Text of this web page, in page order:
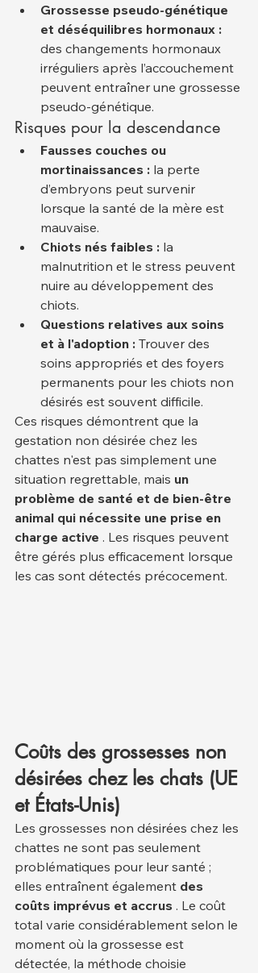
Grossesse pseudo-génétique
et déséquilibres hormonaux :
des changements hormonaux
irréguliers après l’accouchement
peuvent entraîner une grossesse
pseudo-génétique.
Risques pour la descendance
Fausses couches ou
mortinaissances : la perte
d’embryons peut survenir
lorsque la santé de la mère est
mauvaise.
Chiots nés faibles : la
malnutrition et le stress peuvent
nuire au développement des
chiots.
Questions relatives aux soins
et à l'adoption : Trouver des
soins appropriés et des foyers
permanents pour les chiots non
désirés est souvent difficile.
Ces risques démontrent que la
gestation non désirée chez les
chattes n'est pas simplement une
situation regrettable, mais un
problème de santé et de bien-être
animal qui nécessite une prise en
charge active . Les risques peuvent
être gérés plus efficacement lorsque
les cas sont détectés précocement.
Coûts des grossesses non
désirées chez les chats (UE
et États-Unis)
Les grossesses non désirées chez les
chattes ne sont pas seulement
problématiques pour leur santé ;
elles entraînent également des
coûts imprévus et accrus . Le coût
total varie considérablement selon le
moment où la grossesse est
détectée, la méthode choisie